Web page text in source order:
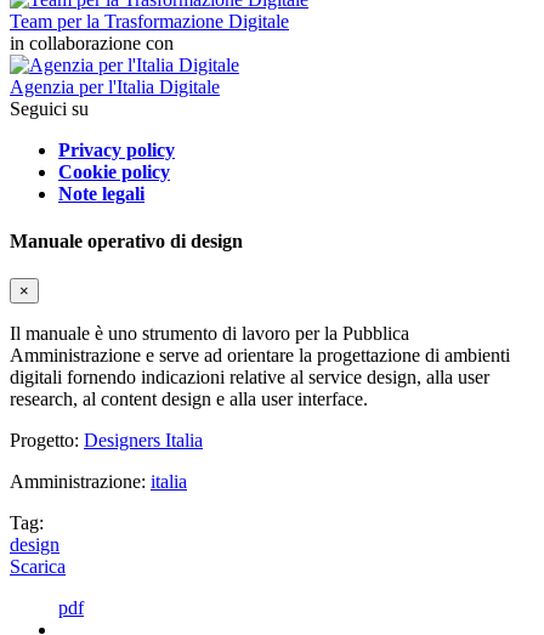
Team per la Trasformazione Digitale
in collaborazione con
Agenzia per l'Italia Digitale
Seguici su
Privacy policy
Cookie policy
Note legali
Manuale operativo di design
×
Il manuale è uno strumento di lavoro per la Pubblica
Amministrazione e serve ad orientare la progettazione di ambienti
digitali fornendo indicazioni relative al service design, alla user
research, al content design e alla user interface.
Progetto: Designers Italia
Amministrazione: italia
Tag:
design
Scarica
pdf